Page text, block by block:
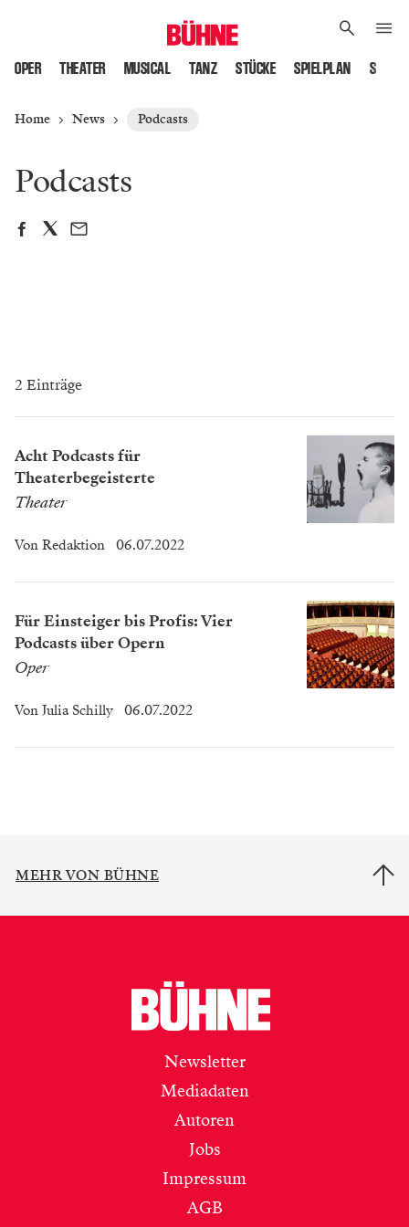
OPER THEATER MUSICAL TANZ STÜCKE SPIELPLAN
Home News Podcasts
Podcasts
2 Einträge
Acht Podcasts für
Theaterbegeisterte
Theater
Von Redaktion 06.07.2022
Für Einsteiger bis Profis: Vier
Podcasts über Opern
Oper
Von Julia Schilly 06.07.2022
MEHR VON BÜHNE
Newsletter
Mediadaten
Autoren
Jobs
Impressum
AGB